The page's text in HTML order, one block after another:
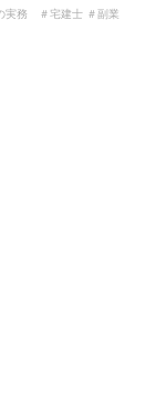
実務 ＃宅建士 ＃副業